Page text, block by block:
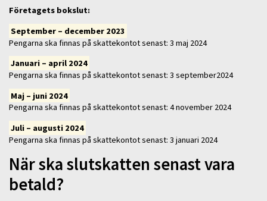
Företagets bokslut:
September – december 2023
Pengarna ska finnas på skattekontot senast: 3 maj 2024
Januari – april 2024
Pengarna ska finnas på skattekontot senast: 3 september2024
Maj – juni 2024
Pengarna ska finnas på skattekontot senast: 4 november 2024
Juli – augusti 2024
Pengarna ska finnas på skattekontot senast: 3 januari 2024
När ska slutskatten senast vara
betald?